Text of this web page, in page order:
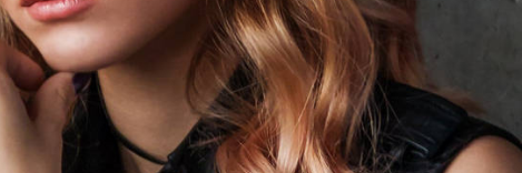
incididunt ut labore et dolore magna aliqua. Ut
veniam, quis nostrud exercitation ullamco
